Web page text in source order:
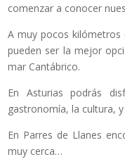
comenzar a conocer
A muy pocos kilómetros
pueden ser la mejor
mar Cantábrico.
En Asturias podrás
gastronomía, la cultura,
En Parres de Llanes
muy cerca…